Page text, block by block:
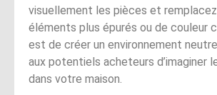
visuellement les pièces et
éléments plus épurés ou de couleur
est de créer un environnement
aux potentiels acheteurs d’imaginer
dans votre maison.